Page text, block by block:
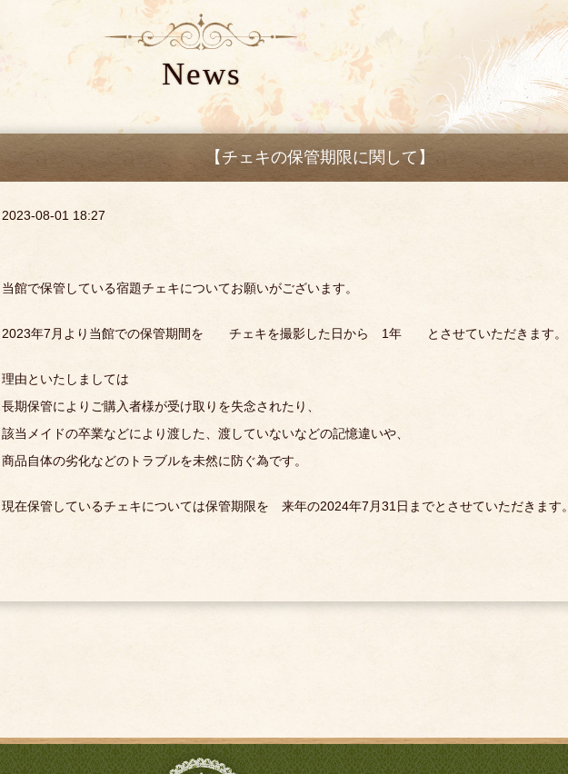
News
【チェキの保管期限に関して】
2023-08-01 18:27
当館で保管している宿題チェキについてお願いがございます。
2023年7月より当館での保管期間を チェキを撮影した日から 1年 とさせていただきます。
理由といたしましては
長期保管によりご購入者様が受け取りを失念されたり、
該当メイドの卒業などにより渡した、渡していないなどの記憶違いや、
商品自体の劣化などのトラブルを未然に防ぐ為です。
現在保管しているチェキについては保管期限を 来年の2024年7月31日までとさせていただきます。